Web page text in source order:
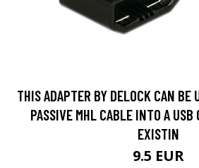
THIS ADAPTER BY DELOCK CAN BE
PASSIVE MHL CABLE INTO A
EXISTIN
9.5 EUR